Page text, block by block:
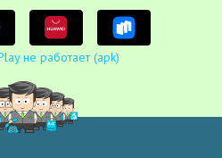
не работает (apk)